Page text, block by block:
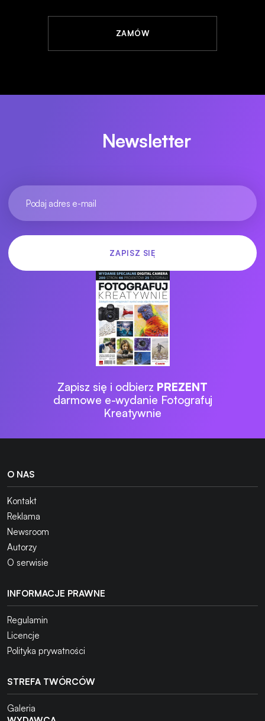
ZAMÓW
Newsletter
Zapisz się i odbierz PREZENT
darmowe e-wydanie Fotografuj
Kreatywnie
O NAS
Kontakt
Reklama
Newsroom
Autorzy
O serwisie
INFORMACJE PRAWNE
Regulamin
Licencje
Polityka prywatności
STREFA TWÓRCÓW
Galeria